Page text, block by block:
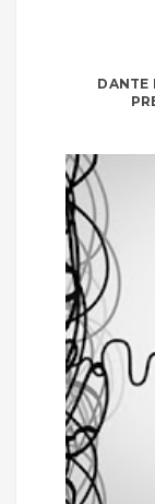
DANTE